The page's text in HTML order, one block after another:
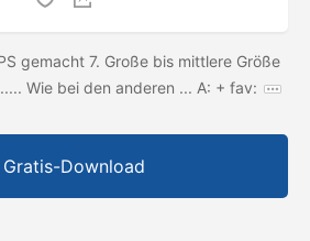
gemacht 7. Große bis mittlere Größe
Wie bei den anderen ... A: + fav:
Gratis-Download